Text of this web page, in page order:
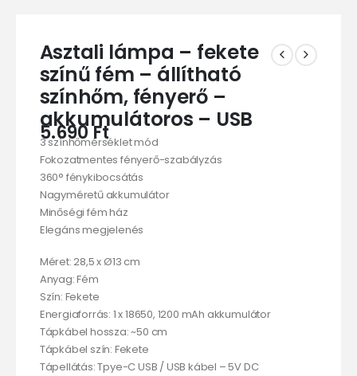
Asztali lámpa – fekete
színű fém – állítható
színhőm, fényerő –
akkumulátoros – USB
5.690Ft
3 színhőmérséklet mód
Fokozatmentes fényerő-szabályzás
360° fénykibocsátás
Nagyméretű akkumulátor
Minőségi fém ház
Elegáns megjelenés
Méret: 28,5 x Ø13 cm
Anyag: Fém
Szín: Fekete
Energiaforrás: 1 x 18650, 1200 mAh akkumulátor
Tápkábel hossza: ~50 cm
Tápkábel szín: Fekete
Tápellátás: Tpye-C USB / USB kábel – 5V DC